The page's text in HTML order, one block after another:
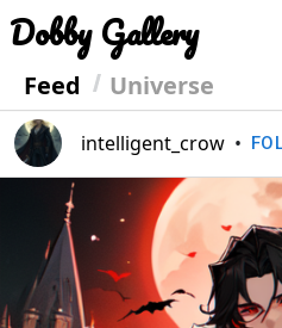
Dobby Gallery
Feed Universe
intelligent_crow •